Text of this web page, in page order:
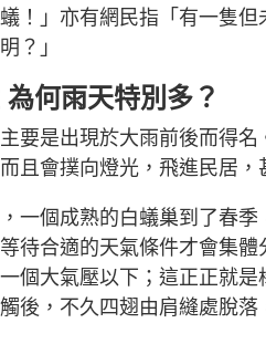
！」亦有網民指「有一隻
？」
何雨天特別多？
要是出現於大雨前後而得
且會撲向燈光，飛進民居
一個成熟的白蟻巢到了春
待合適的天氣條件才會集
個大氣壓以下；這正正就
後，不久四翅由肩縫處脫